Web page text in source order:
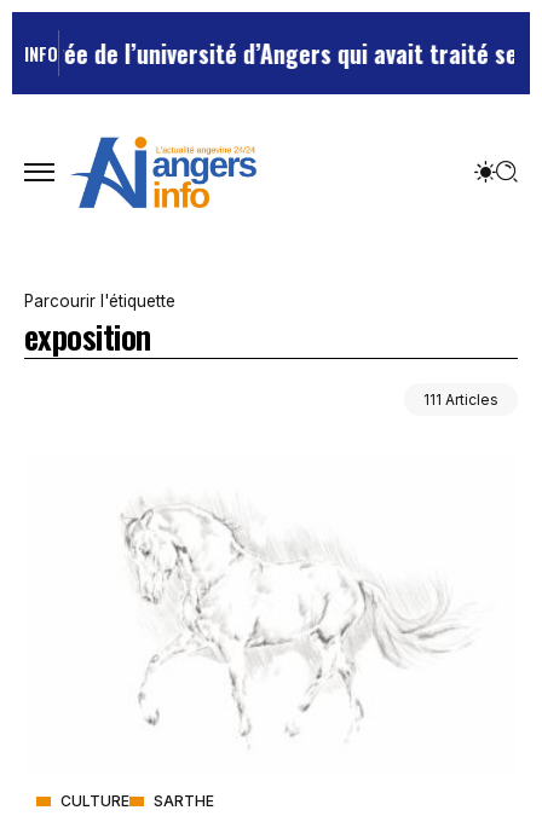
INFO d’Angers qui avait traité ses chefs de
Parcourir l'étiquette
exposition
111 Articles
CULTURE SARTHE